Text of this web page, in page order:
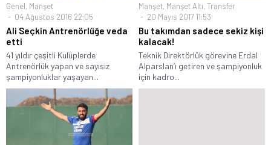
Genel, Manşet
04 Ağustos 2016 22:05
Ali Seçkin Antrenörlüğe veda
etti
41 yıldır çeşitli Kulüplerde
Antrenörlük yapan ve sayısız
şampiyonluklar yaşayan...
Manşet, Manşet Altı, Transfer
20 Mayıs 2017 11:53
Bu takımdan sadece sekiz kişi
kalacak!
Teknik Direktörlük görevine Erdal
Alparslan’ı getiren ve şampiyonluk
için kadro...